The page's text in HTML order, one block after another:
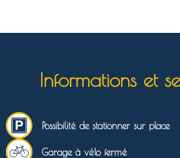
Informations et
Possibilité de stationner sur place
Garage à vélo fermé